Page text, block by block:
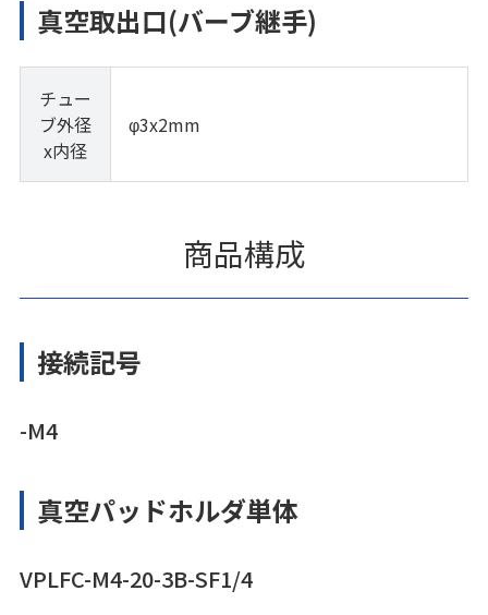
真空取出口(バーブ継手)
チュー
ブ外径
x内径
φ3x2mm
商品構成
接続記号
-M4
真空パッドホルダ単体
VPLFC-M4-20-3B-SF1/4